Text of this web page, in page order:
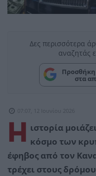
Δες περισσότερα
αναζητάς
στα
07:07, 12 Ιουνίου 2026
Η
ιστορία
κόσμο των
έφηβος από τον
τρέχει στους